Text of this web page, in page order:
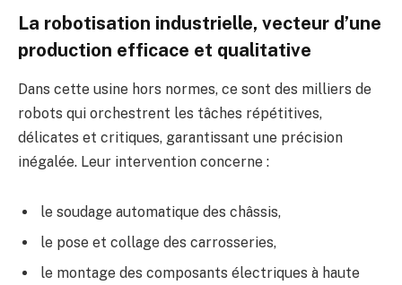
La robotisation industrielle, vecteur d’une
production efficace et qualitative
Dans cette usine hors normes, ce sont des milliers de
robots qui orchestrent les tâches répétitives,
délicates et critiques, garantissant une précision
inégalée. Leur intervention concerne :
le soudage automatique des châssis,
le pose et collage des carrosseries,
le montage des composants électriques à haute